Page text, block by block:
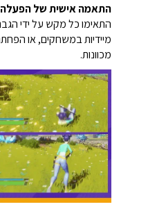
התאמה אישית של הפעלה
התאימו כל מקש על ידי
מיידיות במשחקים, או
מכוונות.